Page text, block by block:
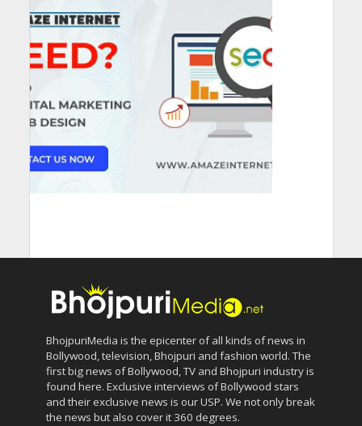
BhojpuriMedia is the epicenter of all kinds of news in
Bollywood, television, Bhojpuri and fashion world. The
first big news of Bollywood, TV and Bhojpuri industry is
found here. Exclusive interviews of Bollywood stars
and their exclusive news is our USP. We not only break
the news but also cover it 360 degrees.